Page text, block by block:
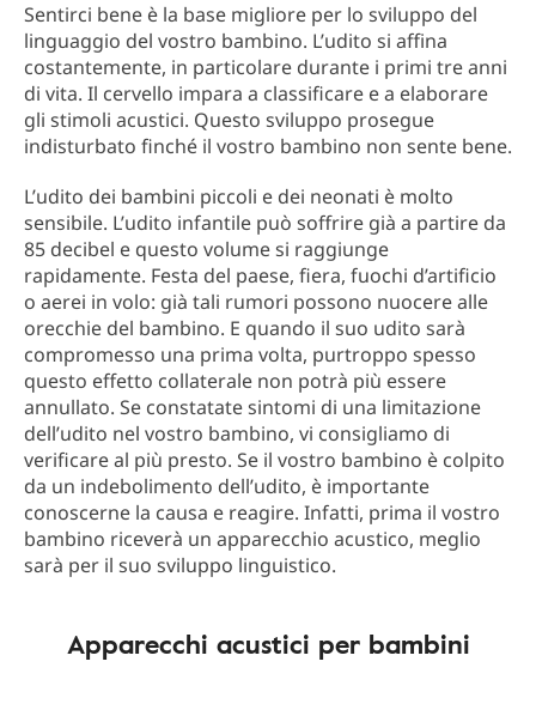
Sentirci bene è la base migliore per lo sviluppo del
linguaggio del vostro bambino. L’udito si affina
costantemente, in particolare durante i primi tre anni
di vita. Il cervello impara a classificare e a elaborare
gli stimoli acustici. Questo sviluppo prosegue
indisturbato finché il vostro bambino non sente bene.
L’udito dei bambini piccoli e dei neonati è molto
sensibile. L’udito infantile può soffrire già a partire da
85 decibel e questo volume si raggiunge
rapidamente. Festa del paese, fiera, fuochi d’artificio
o aerei in volo: già tali rumori possono nuocere alle
orecchie del bambino. E quando il suo udito sarà
compromesso una prima volta, purtroppo spesso
questo effetto collaterale non potrà più essere
annullato. Se constatate sintomi di una limitazione
dell’udito nel vostro bambino, vi consigliamo di
verificare al più presto. Se il vostro bambino è colpito
da un indebolimento dell’udito, è importante
conoscerne la causa e reagire. Infatti, prima il vostro
bambino riceverà un apparecchio acustico, meglio
sarà per il suo sviluppo linguistico.
Apparecchi acustici per bambini